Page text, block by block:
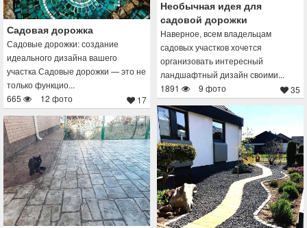
Садовая дорожка
Садовые дорожки: создание
идеального дизайна вашего
участка Садовые дорожки — это не
только функцио...
665
12 фото 17
Необычная идея для
садовой дорожки
Наверное, всем владельцам
садовых участков хочется
организовать интересный
ландшафтный дизайн своими...
1891
9 фото 35